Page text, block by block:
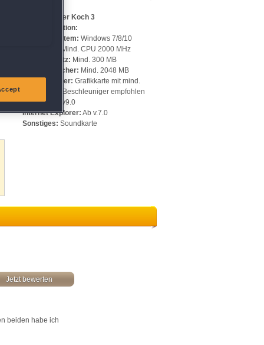
Für Fröhlicher Koch 3
Sammleredition:
Betriebssystem: Windows 7/8/10
Mind. CPU 2000 MHz
Speicherplatz: Mind. 300 MB
Arbeitsspeicher: Mind. 2048 MB
Videospeicher: Grafikkarte mit mind.
128 MB, 3D-Beschleuniger empfohlen
DirectX:
Ab v9.0
Internet Explorer: Ab v.7.0
Sonstiges: Soundkarte
Jetzt bewerten
beiden habe ich